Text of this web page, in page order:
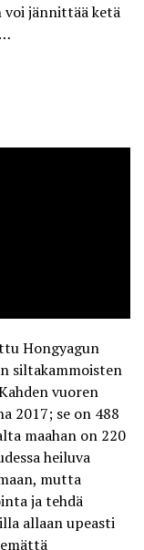
voi jännittää ketä
Hongyagun
siltakammoisten
vuoren
2017; se on 488
maahan on 220
heiluva
mutta
ja tehdä
allaan upeasti